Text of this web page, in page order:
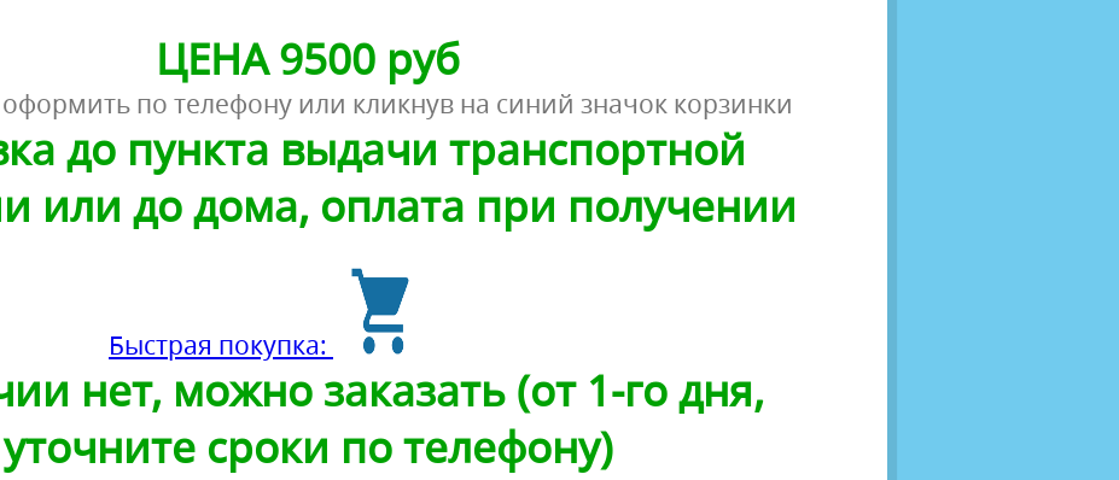
ЦЕНА 9500 руб
по телефону или кликнув на синий значок корзинки
до пункта выдачи транспортной
или до дома, оплата при получении
Быстрая покупка:
нет, можно заказать (от 1-го дня,
уточните сроки по телефону)